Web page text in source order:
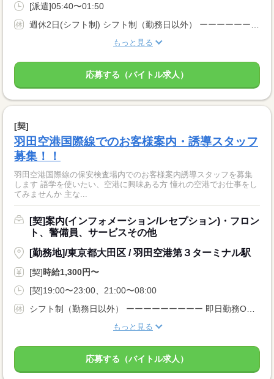
[派遣]05:40〜01:50
もっと見る
応募する（バイトル求人）
[契]
羽田空港国際線でのお客様案内・誘導スタッフ
募集！！
羽田空港国際線の保安検査場内でのお客様案内誘導スタッフを募集
します 語学を使いたい、空港に興味ある方 憧れの空港でお仕事をし
てみませんか 主な...
[契]案内(インフォメーション/レセプション)・フロン
ト、警備員、サービスその他
[勤務地]/東京都大田区 / 羽田空港第３ターミナル駅
[契]時給1,300円〜
[契]19:00〜23:00、21:00〜08:00
もっと見る
応募する（バイトル求人）